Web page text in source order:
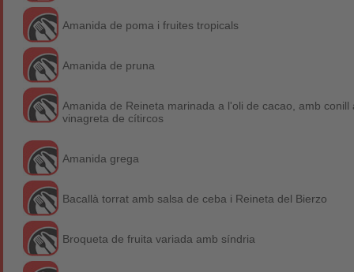
Amanida de poma i fruites tropicals
Amanida de pruna
Amanida de Reineta marinada a l'oli de cacao, amb conill
vinagreta de cítircos
Amanida grega
Bacallà torrat amb salsa de ceba i Reineta del Bierzo
Broqueta de fruita variada amb síndria